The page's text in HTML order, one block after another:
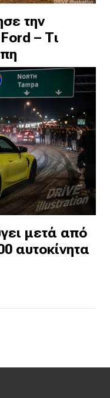
την
– Τι
μετά από
αυτοκίνητα